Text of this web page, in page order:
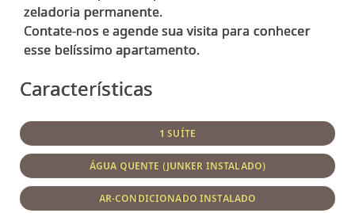
zeladoria permanente.
Contate-nos e agende sua visita para conhecer
Características
1 SUÍTE
ÁGUA QUENTE (JUNKER INSTALADO)
AR-CONDICIONADO INSTALADO